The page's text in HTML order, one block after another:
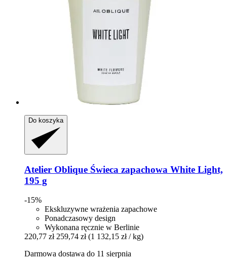
Do koszyka
Atelier Oblique Świeca zapachowa White Light,
195 g
-15%
Ekskluzywne wrażenia zapachowe
Ponadczasowy design
Wykonana ręcznie w Berlinie
220,77 zł 259,74 zł (1 132,15 zł / kg)
Darmowa dostawa do 11 sierpnia